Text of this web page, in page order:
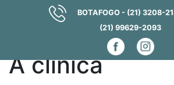
BOTAFOGO - (21) 3208-
(21) 99629-2093
A clínica